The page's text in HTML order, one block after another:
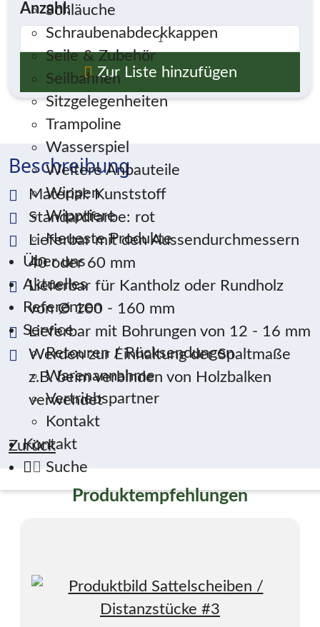
Schläuche
Schraubenabdeckkappen
Seile & Zubehör
Seilbahnen
Sitzgelegenheiten
Trampoline
Wasserspiel
Weitere Anbauteile
Wippen
Wipptiere
Neueste Produkte
Über uns
Aktuelles
Referenzen
Service
Retouren / Rücksendungen
Warenannahme
Vertriebspartner
Kontakt
Kontakt
Suche
Anzahl:
Zur Liste hinzufügen
Beschreibung
Material: Kunststoff
Standardfarbe: rot
Lieferbar mit den Aussendurchmessern
40 oder 60 mm
Lieferbar für Kantholz oder Rundholz
von Ø 100 - 160 mm
Lieferbar mit Bohrungen von 12 - 16 mm
Werden zur Einhaltung der Spaltmaße
z.B. beim verbinden von Holzbalken
verwendet
Zurück
Produktempfehlungen